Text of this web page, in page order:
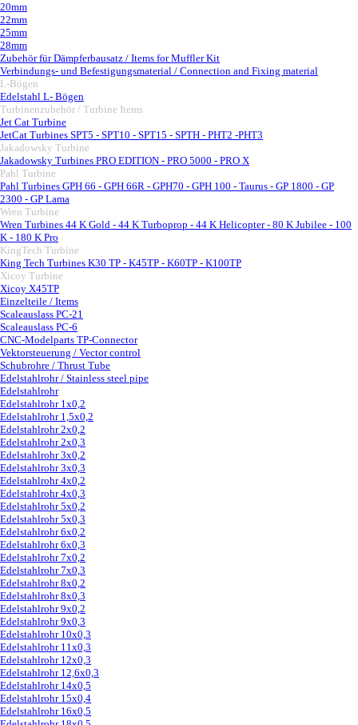
20mm
22mm
25mm
28mm
Zubehör für Dämpferbausatz / Items for Muffler Kit
Verbindungs- und Befestigungsmaterial / Connection and Fixing material
L-Bögen
Edelstahl L- Bögen
Turbinenzubehör / Turbine Items
Jet Cat Turbine
JetCat Turbines SPT5 - SPT10 - SPT15 - SPTH - PHT2 -PHT3
Jakadowsky Turbine
Jakadowsky Turbines PRO EDITION - PRO 5000 - PRO X
Pahl Turbine
Pahl Turbines GPH 66 - GPH 66R - GPH70 - GPH 100 - Taurus - GP 1800 - GP
2300 - GP Lama
Wren Turbine
Wren Turbines 44 K Gold - 44 K Turboprop - 44 K Helicopter - 80 K Jubilee - 100
K - 180 K Pro
KingTech Turbine
King Tech Turbines K30 TP - K45TP - K60TP - K100TP
Xicoy Turbine
Xicoy X45TP
Einzelteile / Items
Scaleauslass PC-21
Scaleauslass PC-6
CNC-Modelparts TP-Connector
Vektorsteuerung / Vector control
Schubrohre / Thrust Tube
Edelstahlrohr / Stainless steel pipe
Edelstahlrohr
Edelstahlrohr 1x0,2
Edelstahlrohr 1,5x0,2
Edelstahlrohr 2x0,2
Edelstahlrohr 2x0,3
Edelstahlrohr 3x0,2
Edelstahlrohr 3x0,3
Edelstahlrohr 4x0,2
Edelstahlrohr 4x0,3
Edelstahlrohr 5x0,2
Edelstahlrohr 5x0,3
Edelstahlrohr 6x0,2
Edelstahlrohr 6x0,3
Edelstahlrohr 7x0,2
Edelstahlrohr 7x0,3
Edelstahlrohr 8x0,2
Edelstahlrohr 8x0,3
Edelstahlrohr 9x0,2
Edelstahlrohr 9x0,3
Edelstahlrohr 10x0,3
Edelstahlrohr 11x0,3
Edelstahlrohr 12x0,3
Edelstahlrohr 12,6x0,3
Edelstahlrohr 14x0,5
Edelstahlrohr 15x0,4
Edelstahlrohr 16x0,5